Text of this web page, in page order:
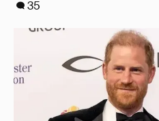
Меган Маркл и принц
в Канаде